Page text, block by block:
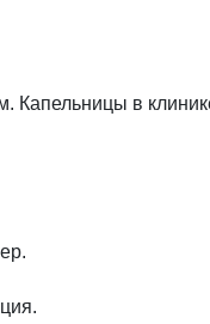
Капельницы в